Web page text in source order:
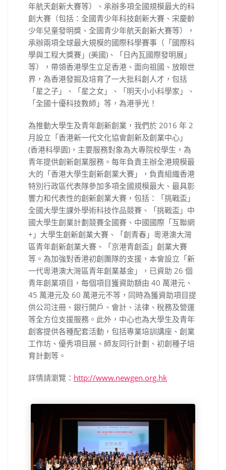
年航天創新大賽等）、承辦多項全國規模最大的科
創大賽（包括：全國青少年科技創新大賽、宋慶齡
少年兒童發明獎、全國青少年航天創新大賽等），
承辦兩項全球最大規模的國際科學賽事（「國際科
學與工程大獎賽」(美國)、「日內瓦國際發明展」
等），帶領香港學生立足香港、面向祖國、放眼世
界，為香港發掘及培育了一大批科創人才，包括
「星之子」、「星之女」、「明天小小科學家」、
「全國十優科技教師」等，為港爭光！
為推動大學生及青年創新創業，我們於 2016 年 2
月設立「香港新一代文化協會創新及創業中心」
(香港科學園)，主要服務對象為大專院校學生，為
青年提供創新創業服務。每年負責主辦全港規模最
大的「香港大學生創新創業大賽」，負責組織香港
特別行政區代表隊參加多項全國規模最大、最具影
響力和代表性的創新創業大賽，包括：「挑戰盃」
全國大學生課外學術科技作品競賽、「挑戰盃」中
國大學生創業計劃競賽全國賽、中國國際「互聯網
+」大學生創新創業大賽、「創青春」粵港澳大灣
區青年創新創業大賽、「京港青創盃」創業大賽
等。為加強對香港初創團隊的支援，本會設立「新
一代粵港澳大灣區青年創業基金」，已資助 26 個
青年創業項目，每個項目獲資助額由 40 萬港元、
45 萬港元及 60 萬港元不等，同時為獲資助項目提
供公司注冊、銀行開戶、會計、法律、稅務及營運
等全方位支援服務。此外，中心也為大學生及青年
創客提供各種配套活動，包括專業培訓講座、創業
工作坊、優秀項目展、師友同行計劃、初創種子培
育計劃等。
詳情請瀏覽： http://www.newgen.org.hk